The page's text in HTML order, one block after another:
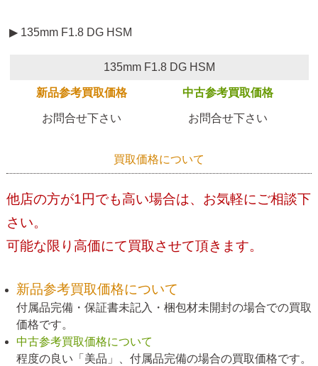
▶ 135mm F1.8 DG HSM
135mm F1.8 DG HSM
新品参考買取価格 中古参考買取価格
お問合せ下さい お問合せ下さい
買取価格について
他店の方が1円でも高い場合は、お気軽にご相談下
さい。
可能な限り高価にて買取させて頂きます。
新品参考買取価格について
付属品完備・保証書未記入・梱包材未開封の場合での買取
価格です。
中古参考買取価格について
程度の良い「美品」、付属品完備の場合の買取価格です。